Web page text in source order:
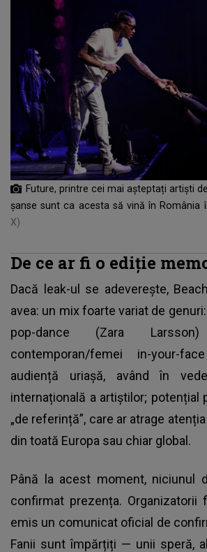
Future, printre cei mai așteptați artiști
șanse sunt ca acesta să vină în România
X)
De ce ar fi o ediție
Dacă leak-ul se adeverește,
avea: un mix foarte variat de
pop-dance (Zara
contemporan/femei in-your-
audiență uriașă, având în
internațională a artiștilor; potențial
„de referință”, care ar atrage
din toată Europa sau chiar global.
Până la acest moment, niciunul
confirmat prezența. Organizatorii
emis un comunicat oficial de
Fanii sunt împărțiți — unii speră,